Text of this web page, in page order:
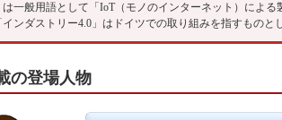
は一般用語として「IoT（モノのインターネット）によ
ンダストリー4.0」はドイツでの取り組みを指すものと
の登場人物